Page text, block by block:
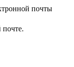
почты
почте.